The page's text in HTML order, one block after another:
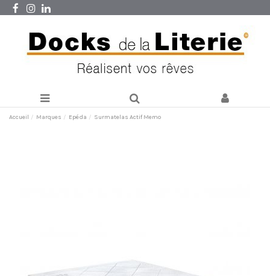
Accueil Marques Epéda Surmatelas Actif Memo